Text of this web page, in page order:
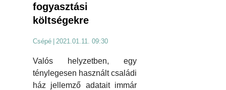
fogyasztási
költségekre
Csépé 2021.01.11. 09:30
Valós helyzetben, egy
ténylegesen használt családi
ház jellemző adatait immár